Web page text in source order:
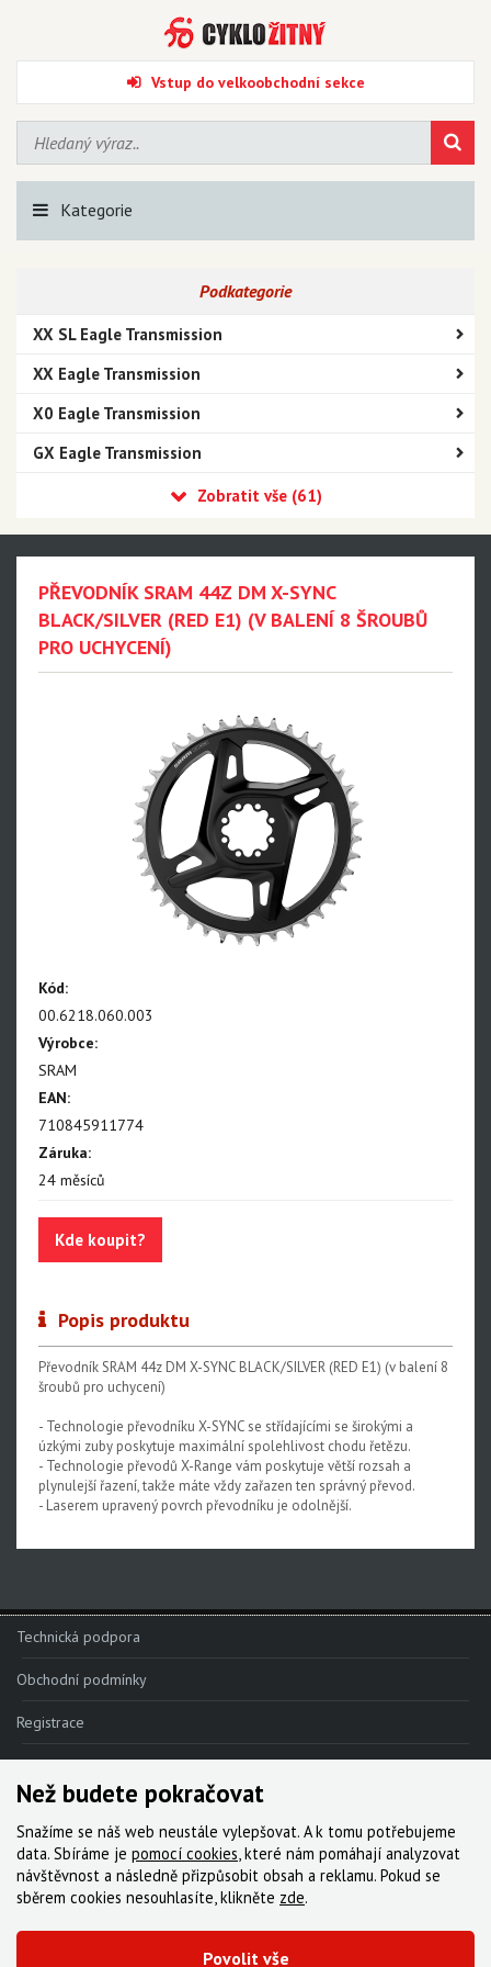
Vstup do velkoobchodní sekce
Kategorie
Podkategorie
XX SL Eagle Transmission
XX Eagle Transmission
X0 Eagle Transmission
GX Eagle Transmission
Eagle 90 Transmission
Eagle 70 Transmission
Eagle S500 - NEW!!!
Eagle S200 - NEW!!!
X01 Eagle AXS
GX Eagle AXS
NX Eagle
SX Eagle
X01DH
GX
GX DH
NX
Hammerhead Karoo
Red AXS E1
Force AXS E1
Rival AXS E1
Force XPLR AXS E1
Rival XPLR AXS E1
Rival eTap AXS
Red22/Red
Force22/Force
Rival 1
Rival22/Rival
PŘEVODNÍK SRAM 44Z DM X-SYNC
BLACK/SILVER (RED E1) (V BALENÍ 8 ŠROUBŮ
PRO UCHYCENÍ)
Kód:
00.6218.060.003
Výrobce:
SRAM
EAN:
710845911774
Záruka:
24 měsíců
Kde koupit?
Popis produktu
Převodník SRAM 44z DM X-SYNC BLACK/SILVER (RED E1) (v balení 8
šroubů pro uchycení)
- Technologie převodníku X-SYNC se střídajícími se širokými a
úzkými zuby poskytuje maximální spolehlivost chodu řetězu.
- Technologie převodů X-Range vám poskytuje větší rozsah a
plynulejší řazení, takže máte vždy zařazen ten správný převod.
- Laserem upravený povrch převodníku je odolnější.
Technická podpora
Obchodní podmínky
Registrace
Reklamace
Kde nakoupit
Kontakt
Servis
Ke stažení
Než budete pokračovat
Snažíme se náš web neustále vylepšovat. A k tomu potřebujeme
data. Sbíráme je pomocí cookies, které nám pomáhají analyzovat
návštěvnost a následně přizpůsobit obsah a reklamu. Pokud se
sběrem cookies nesouhlasíte, klikněte zde.
Povolit vše